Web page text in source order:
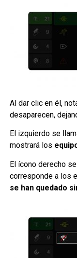
Al dar clic en él,
desaparecen,
El izquierdo se
mostrará los
El ícono derecho
corresponde a los
se han quedado